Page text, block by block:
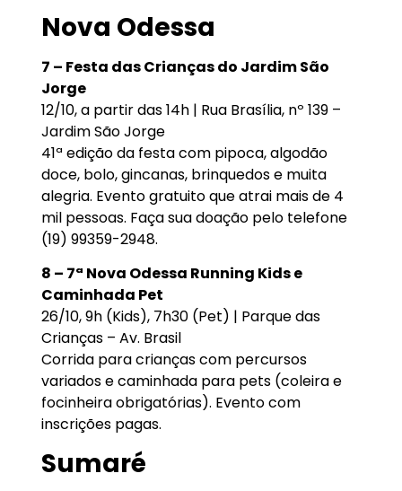
Nova Odessa
7 – Festa das Crianças do Jardim São
Jorge
12/10, a partir das 14h | Rua Brasília, nº 139 –
Jardim São Jorge
41ª edição da festa com pipoca, algodão
doce, bolo, gincanas, brinquedos e muita
alegria. Evento gratuito que atrai mais de 4
mil pessoas. Faça sua doação pelo telefone
(19) 99359-2948.
8 – 7ª Nova Odessa Running Kids e
Caminhada Pet
26/10, 9h (Kids), 7h30 (Pet) | Parque das
Crianças – Av. Brasil
Corrida para crianças com percursos
variados e caminhada para pets (coleira e
focinheira obrigatórias). Evento com
inscrições pagas.
Sumaré